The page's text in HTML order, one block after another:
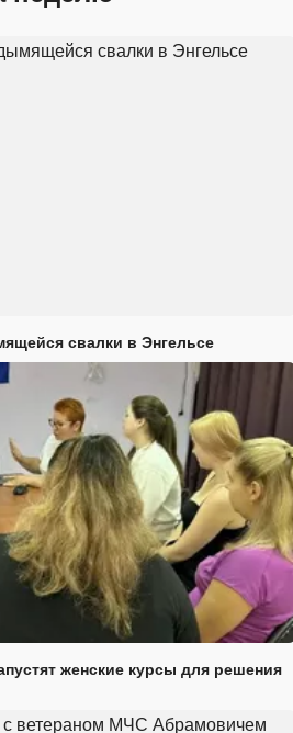
свалки в Энгельсе
женские курсы для решения